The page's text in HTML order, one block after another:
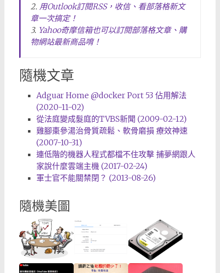
2. 用Outlook訂閱RSS，收信、看部落格新文
章一次搞定！
3. Yahoo奇摩信箱也可以訂閱部落格文章、購
物網站最新商品唷！
隨機文章
Adguar Home @docker Port 53 佔用解法
(2020-11-02)
從法庭變成髮庭的TVBS新聞 (2009-02-12)
雞腳棗參湯治骨質疏鬆、軟骨磨損 療效神速
(2007-10-31)
連低階的機器人程式都檔不住攻擊 捕夢網跟人
家說什麼雲端主機 (2017-02-24)
軍士官不能關禁閉？ (2013-08-26)
隨機美圖